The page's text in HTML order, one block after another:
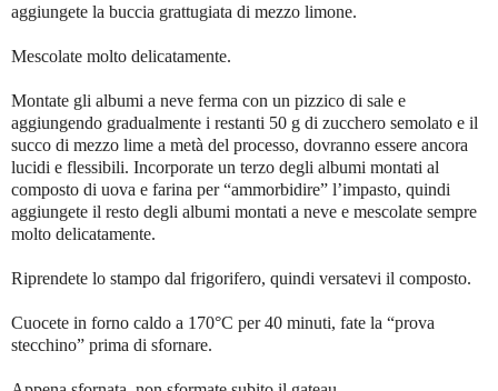
aggiungete la buccia grattugiata di mezzo limone.
Mescolate molto delicatamente.
Montate gli albumi a neve ferma con un pizzico di sale e
aggiungendo gradualmente i restanti 50 g di zucchero semolato e il
succo di mezzo lime a metà del processo, dovranno essere ancora
lucidi e flessibili. Incorporate un terzo degli albumi montati al
composto di uova e farina per “ammorbidire” l’impasto, quindi
aggiungete il resto degli albumi montati a neve e mescolate sempre
molto delicatamente.
Riprendete lo stampo dal frigorifero, quindi versatevi il composto.
Cuocete in forno caldo a 170°C per 40 minuti, fate la “prova
stecchino” prima di sfornare.